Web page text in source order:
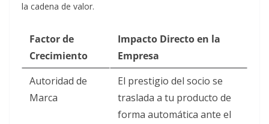
la cadena de valor.
Factor de
Crecimiento
Impacto Directo en la
Empresa
Autoridad de
Marca
El prestigio del socio se
traslada a tu producto de
forma automática ante el